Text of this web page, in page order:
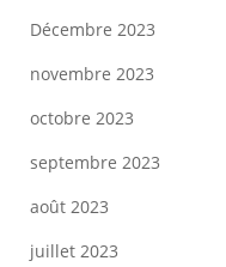
Décembre 2023
novembre 2023
octobre 2023
septembre 2023
août 2023
juillet 2023